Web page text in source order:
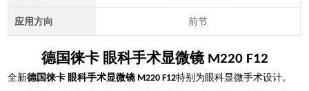
应用方向 前节
德国徕卡 眼科手术显微镜 M220 F12
全新德国徕卡 眼科手术显微镜 M220 F12特别为眼科显微手术设计。